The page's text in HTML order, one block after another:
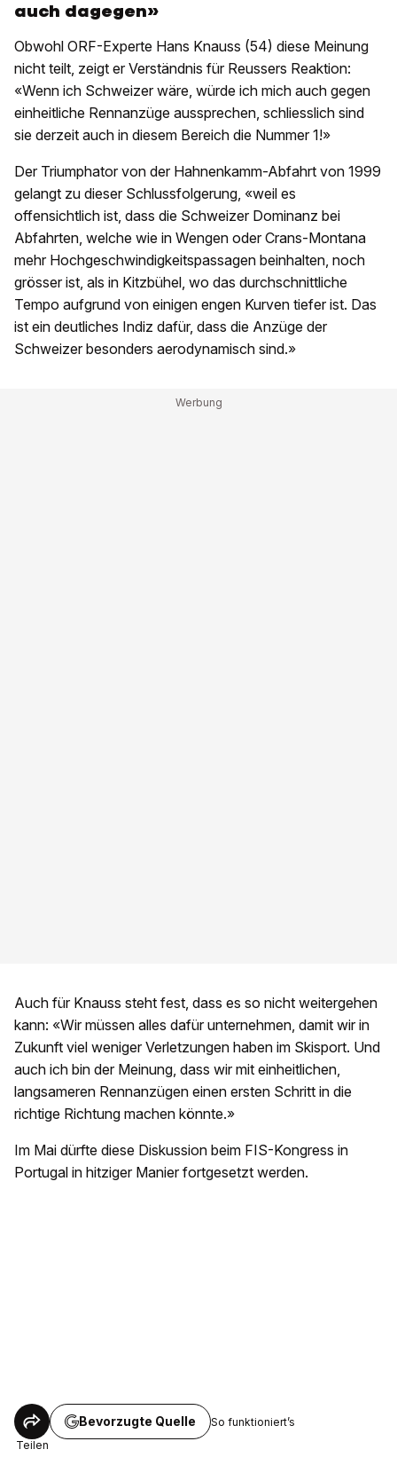
auch dagegen»
Obwohl ORF-Experte Hans Knauss (54) diese Meinung
nicht teilt, zeigt er Verständnis für Reussers Reaktion:
«Wenn ich Schweizer wäre, würde ich mich auch gegen
einheitliche Rennanzüge aussprechen, schliesslich sind
sie derzeit auch in diesem Bereich die Nummer 1!»
Der Triumphator von der Hahnenkamm-Abfahrt von 1999
gelangt zu dieser Schlussfolgerung, «weil es
offensichtlich ist, dass die Schweizer Dominanz bei
Abfahrten, welche wie in Wengen oder Crans-Montana
mehr Hochgeschwindigkeitspassagen beinhalten, noch
grösser ist, als in Kitzbühel, wo das durchschnittliche
Tempo aufgrund von einigen engen Kurven tiefer ist. Das
ist ein deutliches Indiz dafür, dass die Anzüge der
Schweizer besonders aerodynamisch sind.»
Auch für Knauss steht fest, dass es so nicht weitergehen
kann: «Wir müssen alles dafür unternehmen, damit wir in
Zukunft viel weniger Verletzungen haben im Skisport. Und
auch ich bin der Meinung, dass wir mit einheitlichen,
langsameren Rennanzügen einen ersten Schritt in die
richtige Richtung machen könnte.»
Im Mai dürfte diese Diskussion beim FIS-Kongress in
Portugal in hitziger Manier fortgesetzt werden.
Teilen
Bevorzugte Quelle So funktioniert’s